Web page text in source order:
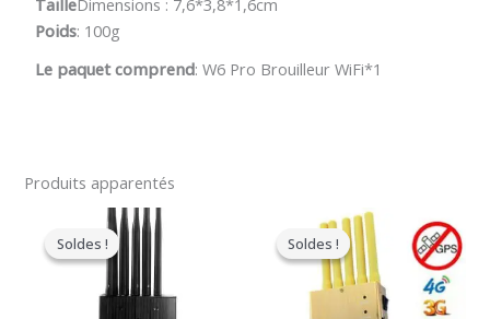
Poids: 100g
Le paquet comprend: W6 Pro Brouilleur WiFi*1
Produits apparentés
Soldes !
Soldes !
Le
prix
original
était
:
$699.00.$389.99.
Soldes !
Soldes !
Le
prix
original
était
:
$399.00.
prix
actuel
$209.88.